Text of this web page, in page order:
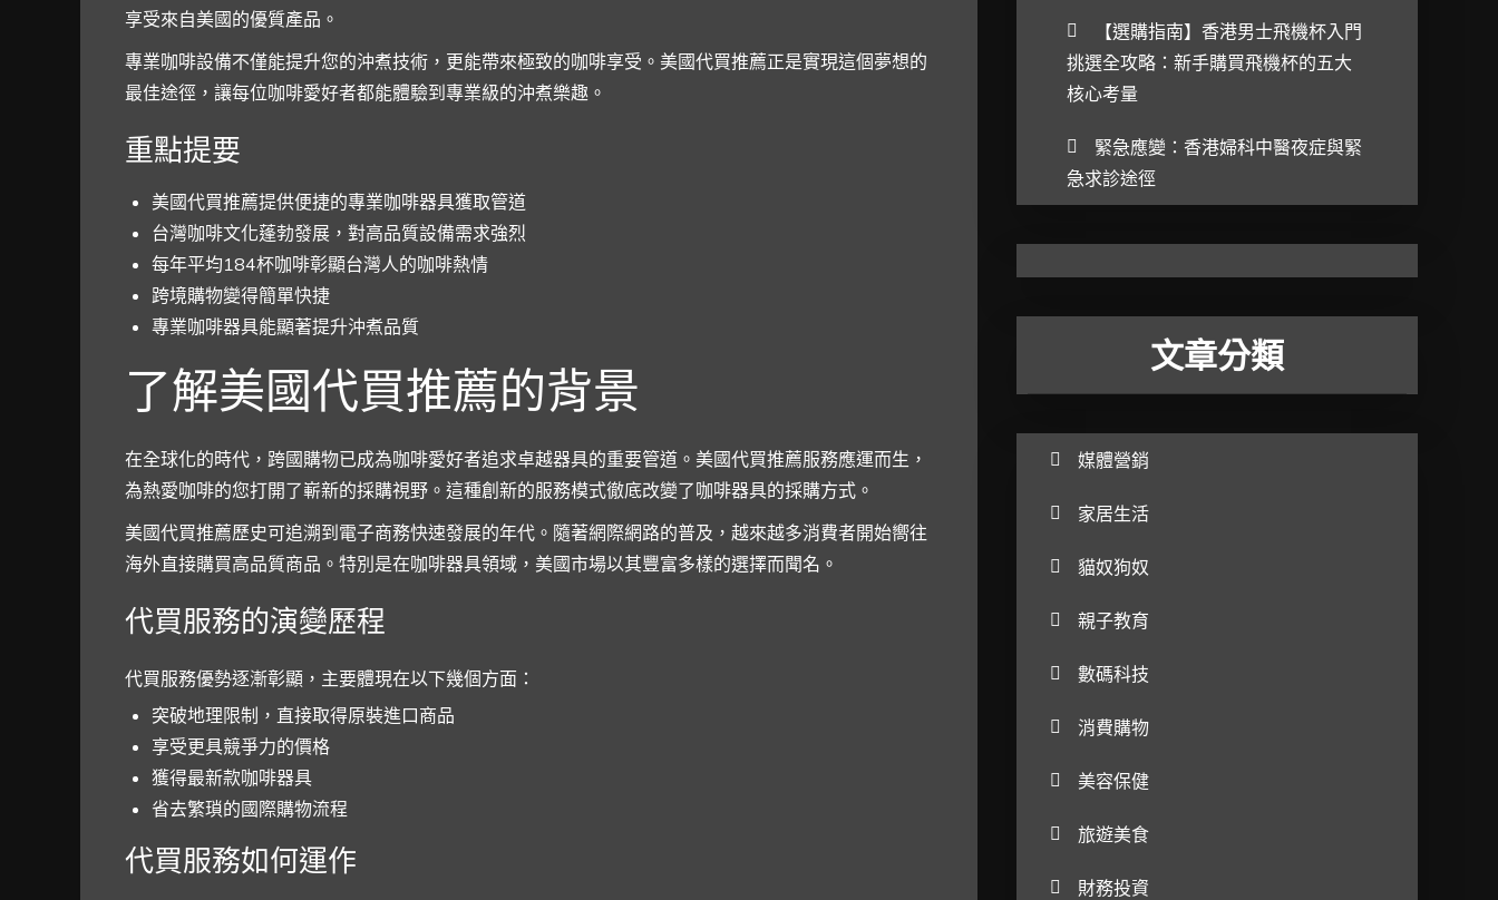
享受來自美國的優質產品。
專業咖啡設備不僅能提升您的沖煮技術，更能帶來極致的咖啡享受。美國代買推薦正是實現這個夢想的
最佳途徑，讓每位咖啡愛好者都能體驗到專業級的沖煮樂趣。
重點提要
美國代買推薦提供便捷的專業咖啡器具獲取管道
台灣咖啡文化蓬勃發展，對高品質設備需求強烈
每年平均184杯咖啡彰顯台灣人的咖啡熱情
跨境購物變得簡單快捷
專業咖啡器具能顯著提升沖煮品質
了解美國代買推薦的背景
在全球化的時代，跨國購物已成為咖啡愛好者追求卓越器具的重要管道。美國代買推薦服務應運而生，
為熱愛咖啡的您打開了嶄新的採購視野。這種創新的服務模式徹底改變了咖啡器具的採購方式。
美國代買推薦歷史可追溯到電子商務快速發展的年代。隨著網際網路的普及，越來越多消費者開始嚮往
海外直接購買高品質商品。特別是在咖啡器具領域，美國市場以其豐富多樣的選擇而聞名。
代買服務的演變歷程
代買服務優勢逐漸彰顯，主要體現在以下幾個方面：
突破地理限制，直接取得原裝進口商品
享受更具競爭力的價格
獲得最新款咖啡器具
省去繁瑣的國際購物流程
代買服務如何運作
【選購指南】香港男士飛機杯入門
挑選全攻略：新手購買飛機杯的五大
核心考量
緊急應變：香港婦科中醫夜症與緊
急求診途徑
文章分類
媒體營銷
家居生活
貓奴狗奴
親子教育
數碼科技
消費購物
美容保健
旅遊美食
財務投資